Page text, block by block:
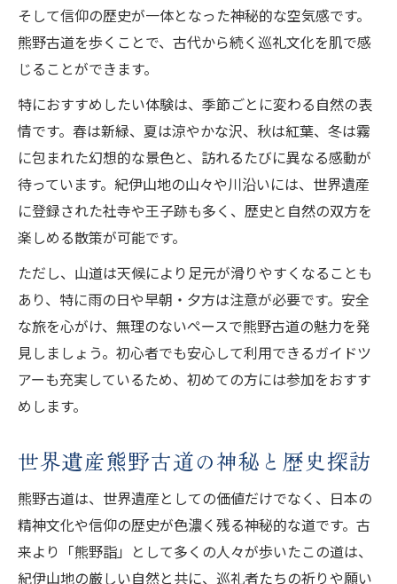
そして信仰の歴史が一体となった神秘的な空気感です。
熊野古道を歩くことで、古代から続く巡礼文化を肌で感
じることができます。
特におすすめしたい体験は、季節ごとに変わる自然の表
情です。春は新緑、夏は涼やかな沢、秋は紅葉、冬は霧
に包まれた幻想的な景色と、訪れるたびに異なる感動が
待っています。紀伊山地の山々や川沿いには、世界遺産
に登録された社寺や王子跡も多く、歴史と自然の双方を
楽しめる散策が可能です。
ただし、山道は天候により足元が滑りやすくなることも
あり、特に雨の日や早朝・夕方は注意が必要です。安全
な旅を心がけ、無理のないペースで熊野古道の魅力を発
見しましょう。初心者でも安心して利用できるガイドツ
アーも充実しているため、初めての方には参加をおすす
めします。
世界遺産熊野古道の神秘と歴史探訪
熊野古道は、世界遺産としての価値だけでなく、日本の
精神文化や信仰の歴史が色濃く残る神秘的な道です。古
来より「熊野詣」として多くの人々が歩いたこの道は、
紀伊山地の厳しい自然と共に、巡礼者たちの祈りや願い